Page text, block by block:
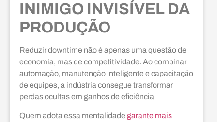
INIMIGO INVISÍVEL DA
PRODUÇÃO
Reduzir downtime não é apenas uma questão de
economia, mas de competitividade. Ao combinar
automação, manutenção inteligente e capacitação
de equipes, a indústria consegue transformar
perdas ocultas em ganhos de eficiência.
Quem adota essa mentalidade garante mais